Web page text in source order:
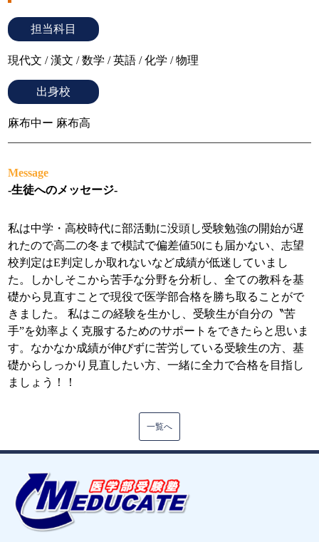
担当科目
現代文 漢文 数学 英語 化学 物理
出身校
麻布中ー 麻布高
Message
-生徒へのメッセージ-
私は中学・高校時代に部活動に没頭し受験勉強の開始が遅
れたので高二の冬まで模試で偏差値50にも届かない、志望
校判定はE判定しか取れないなど成績が低迷していまし
た。しかしそこから苦手な分野を分析し、全ての教科を基
礎から見直すことで現役で医学部合格を勝ち取ることがで
きました。 私はこの経験を生かし、受験生が自分の〝苦
手”を効率よく克服するためのサポートをできたらと思いま
す。なかなか成績が伸びずに苦労している受験生の方、基
礎からしっかり見直したい方、一緒に全力で合格を目指し
ましょう！！
一覧へ